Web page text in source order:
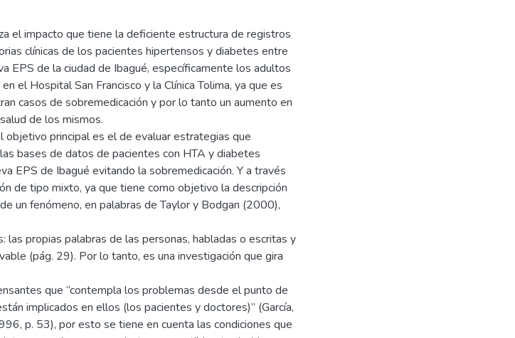
el impacto que tiene la deficiente estructura de registros
clínicas de los pacientes hipertensos y diabetes entre
EPS de la ciudad de Ibagué, específicamente los adultos
el Hospital San Francisco y la Clínica Tolima, ya que es
casos de sobremedicación y por lo tanto un aumento en
de los mismos.
objetivo principal es el de evaluar estrategias que
bases de datos de pacientes con HTA y diabetes
EPS de Ibagué evitando la sobremedicación. Y a través
de tipo mixto, ya que tiene como objetivo la descripción
un fenómeno, en palabras de Taylor y Bodgan (2000),
las propias palabras de las personas, habladas o escritas y
(pág. 29). Por lo tanto, es una investigación que gira
que “contempla los problemas desde el punto de
implicados en ellos (los pacientes y doctores)” (García,
p. 53), por esto se tiene en cuenta las condiciones que